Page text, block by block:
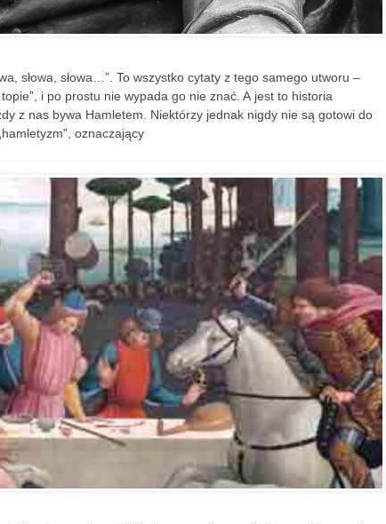
słowa, słowa…”. To wszystko cytaty z tego samego utworu –
i po prostu nie wypada go nie znać. A jest to historia
z nas bywa Hamletem. Niektórzy jednak nigdy nie są gotowi do
oznaczający